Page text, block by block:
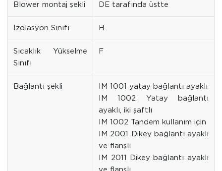
Blower montaj şekli DE tarafında üstte
İzolasyon Sınıfı H
Sıcaklık Yükselme
Sınıfı
F
Bağlantı şekli
IM 1001 yatay bağlantı ayaklı
IM 1002 Yatay bağlantı
ayaklı, iki şaftlı
IM 1002 Tandem kullanım için
IM 2001 Dikey bağlantı ayaklı
ve flanşlı
IM 2011 Dikey bağlantı ayaklı